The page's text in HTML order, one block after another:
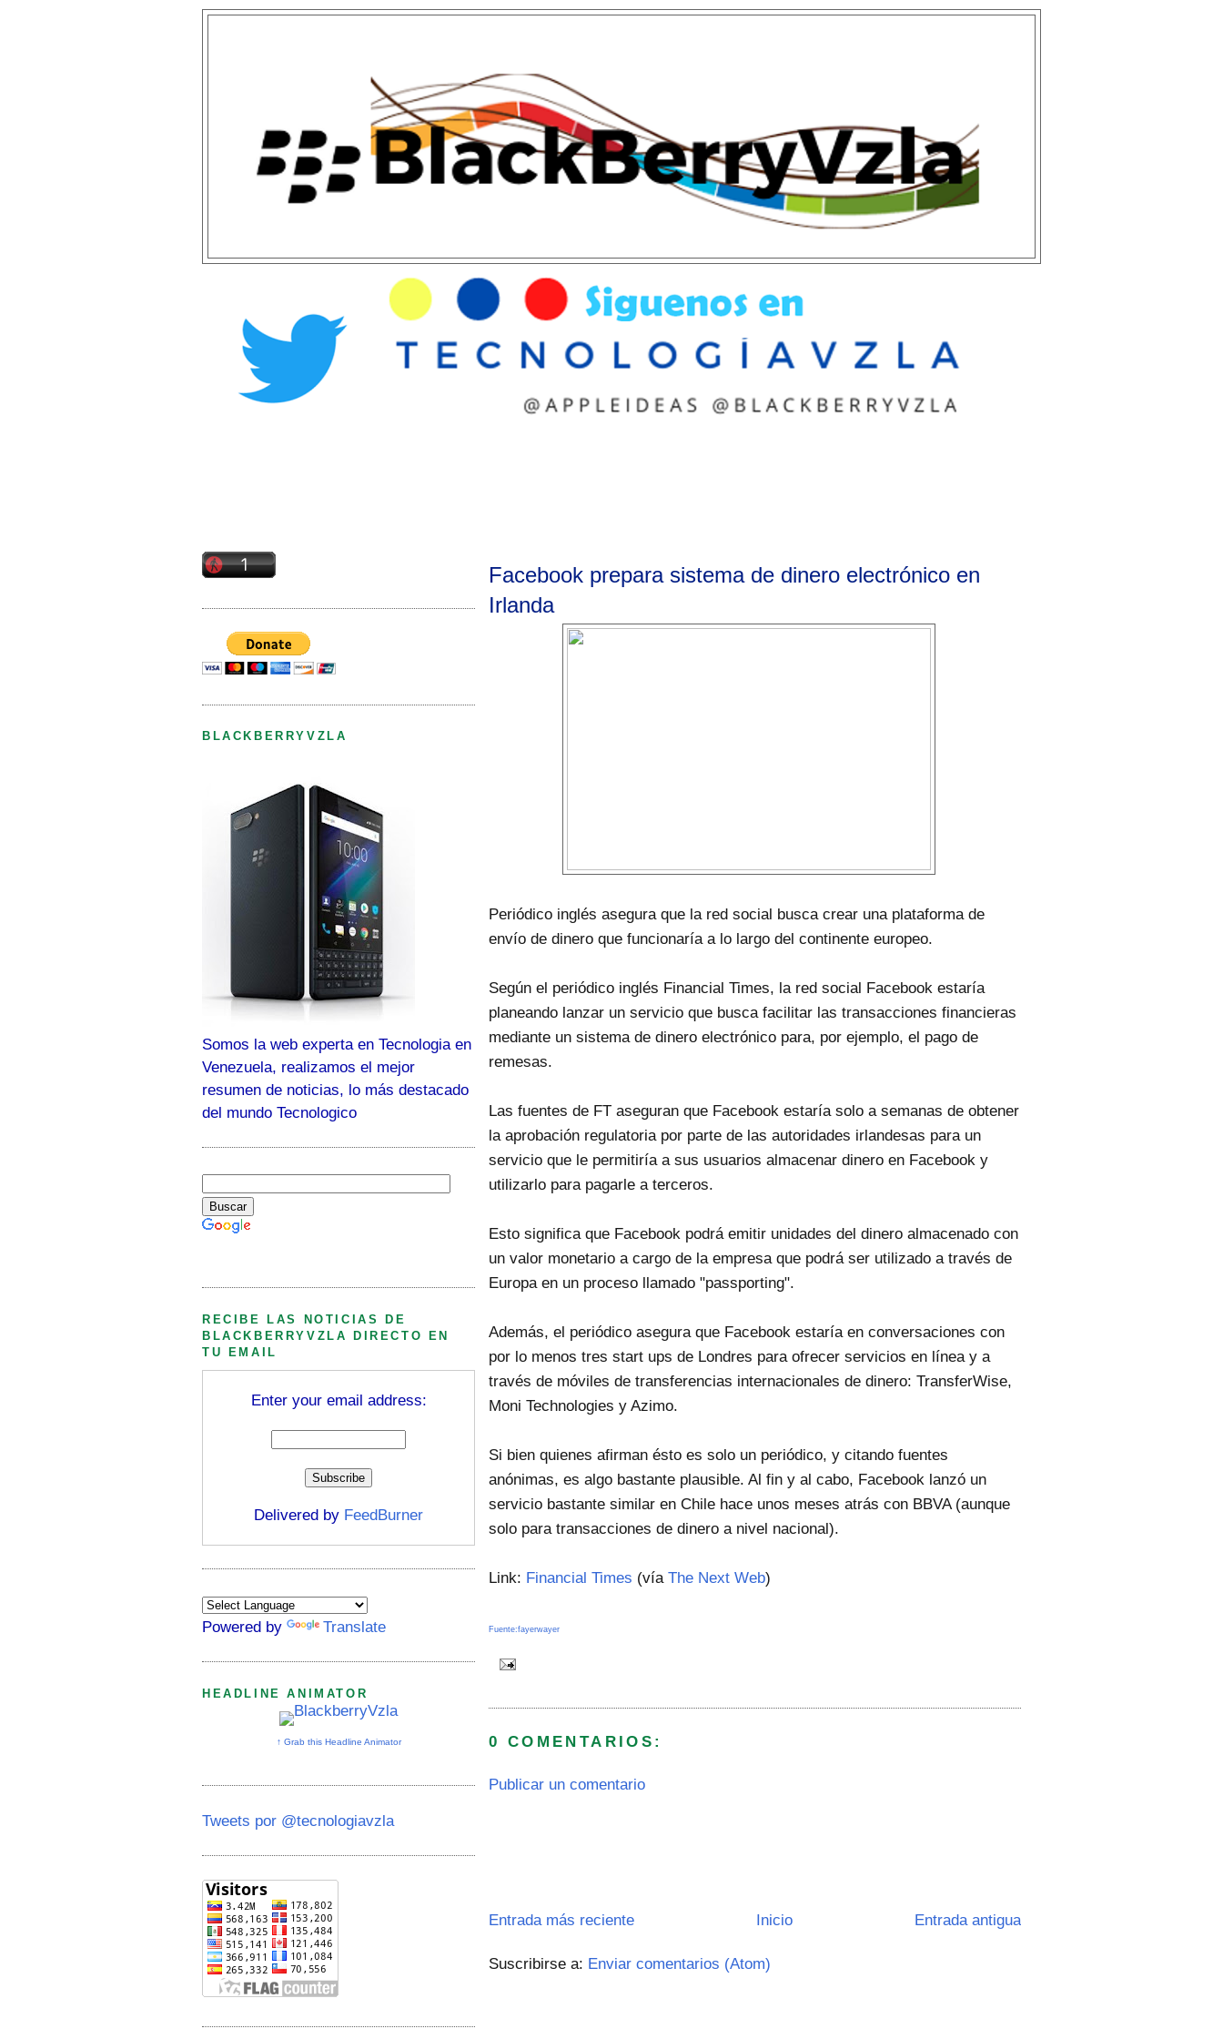
Facebook prepara sistema de dinero electrónico en
Irlanda
Periódico inglés asegura que la red social busca crear una plataforma de
envío de dinero que funcionaría a lo largo del continente europeo.
Según el periódico inglés Financial Times, la red social Facebook estaría
planeando lanzar un servicio que busca facilitar las transacciones financieras
mediante un sistema de dinero electrónico para, por ejemplo, el pago de
remesas.
Las fuentes de FT aseguran que Facebook estaría solo a semanas de obtener
la aprobación regulatoria por parte de las autoridades irlandesas para un
servicio que le permitiría a sus usuarios almacenar dinero en Facebook y
utilizarlo para pagarle a terceros.
Esto significa que Facebook podrá emitir unidades del dinero almacenado con
un valor monetario a cargo de la empresa que podrá ser utilizado a través de
Europa en un proceso llamado "passporting".
Además, el periódico asegura que Facebook estaría en conversaciones con
por lo menos tres start ups de Londres para ofrecer servicios en línea y a
través de móviles de transferencias internacionales de dinero: TransferWise,
Moni Technologies y Azimo.
Si bien quienes afirman ésto es solo un periódico, y citando fuentes
anónimas, es algo bastante plausible. Al fin y al cabo, Facebook lanzó un
servicio bastante similar en Chile hace unos meses atrás con BBVA (aunque
solo para transacciones de dinero a nivel nacional).
Link: Financial Times (vía The Next Web)
Fuente:fayerwayer
0 COMENTARIOS:
Publicar un comentario
Entrada más reciente Entrada antigua
Inicio
Suscribirse a: Enviar comentarios (Atom)
BLACKBERRYVZLA
Somos la web experta en Tecnologia en
Venezuela, realizamos el mejor
resumen de noticias, lo más destacado
del mundo Tecnologico
RECIBE LAS NOTICIAS DE
BLACKBERRYVZLA DIRECTO EN
TU EMAIL
Enter your email address:
Delivered by FeedBurner
Powered by Translate
HEADLINE ANIMATOR
↑ Grab this Headline Animator
Tweets por @tecnologiavzla